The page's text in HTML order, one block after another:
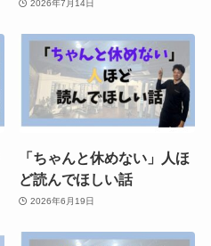
2026年7月14日
「ちゃんと休めない」人ほ
ど読んでほしい話
2026年6月19日